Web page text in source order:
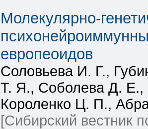
Молекулярно-
европеоидов
Соловьева И. Г.,
Т. Я., Соболева Д.
Короленко Ц. П.,
[Сибирский вестник